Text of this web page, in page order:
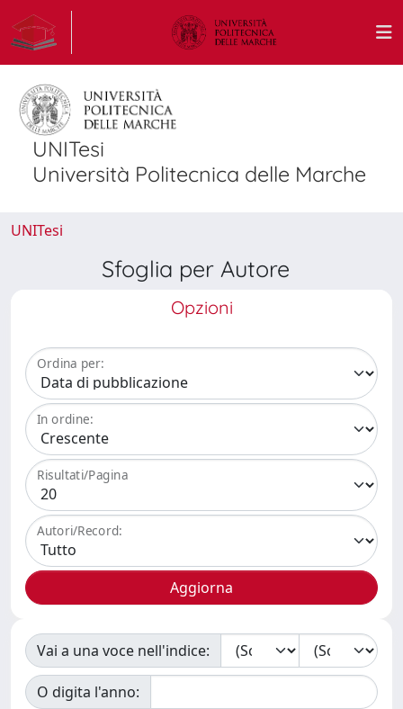
UNITesi
Università Politecnica delle Marche
UNITesi
Sfoglia per Autore
Opzioni
Ordina per:
In ordine:
Risultati/Pagina
Autori/Record:
Vai a una voce nell'indice:
O digita l'anno: